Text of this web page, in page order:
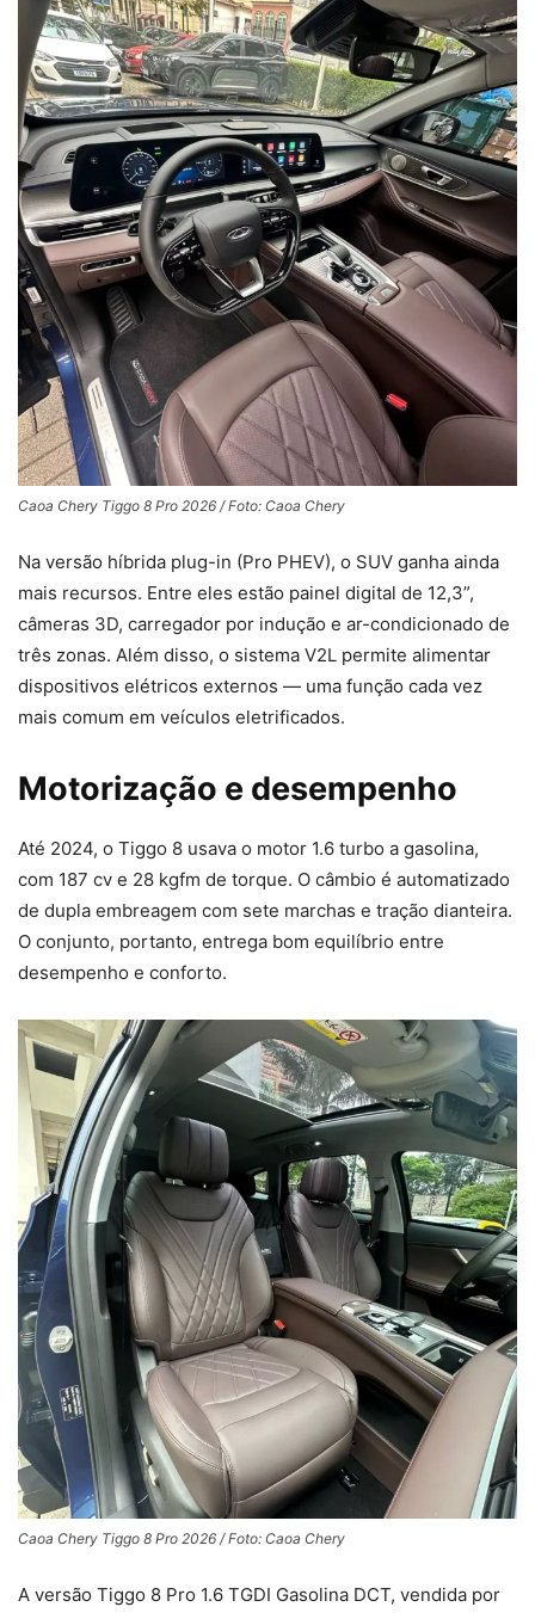
Caoa Chery Tiggo 8 Pro 2026 / Foto: Caoa Chery
Na versão híbrida plug-in (Pro PHEV), o SUV ganha ainda
mais recursos. Entre eles estão painel digital de 12,3”,
câmeras 3D, carregador por indução e ar-condicionado de
três zonas. Além disso, o sistema V2L permite alimentar
dispositivos elétricos externos — uma função cada vez
mais comum em veículos eletrificados.
Motorização e desempenho
Até 2024, o Tiggo 8 usava o motor 1.6 turbo a gasolina,
com 187 cv e 28 kgfm de torque. O câmbio é automatizado
de dupla embreagem com sete marchas e tração dianteira.
O conjunto, portanto, entrega bom equilíbrio entre
desempenho e conforto.
Caoa Chery Tiggo 8 Pro 2026 / Foto: Caoa Chery
A versão Tiggo 8 Pro 1.6 TGDI Gasolina DCT, vendida por